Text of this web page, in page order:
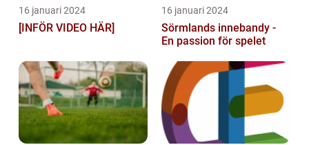
16 januari 2024
[INFÖR VIDEO HÄR]
16 januari 2024
Sörmlands innebandy -
En passion för spelet